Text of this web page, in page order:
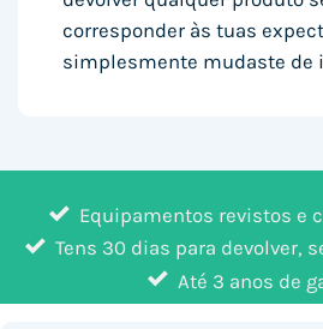
corresponder às tuas
simplesmente mudaste de
Equipamentos revistos e
Tens 30 dias para devolver,
Até 3 anos de